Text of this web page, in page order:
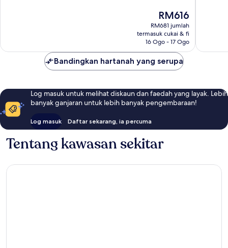
Harga
ialah
RM616
RM616
RM681 jumlah
termasuk cukai & fi
16 Ogo - 17 Ogo
Bandingkan hartanah yang serupa
Log masuk untuk melihat diskaun dan faedah yang layak. Lebih
banyak ganjaran untuk lebih banyak pengembaraan!
Log masuk Daftar sekarang, ia percuma
Tentang kawasan sekitar